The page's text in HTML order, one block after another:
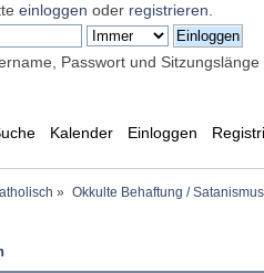
einloggen oder registrieren
Passwort und Sitzungslänge
Kalender Einloggen
» Okkulte Behaftung /